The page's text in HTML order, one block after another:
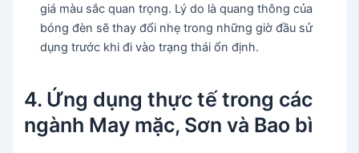
giá màu sắc quan trọng. Lý do là quang thông của
bóng đèn sẽ thay đổi nhẹ trong những giờ đầu sử
dụng trước khi đi vào trạng thái ổn định.
4. Ứng dụng thực tế trong các
ngành May mặc, Sơn và Bao bì